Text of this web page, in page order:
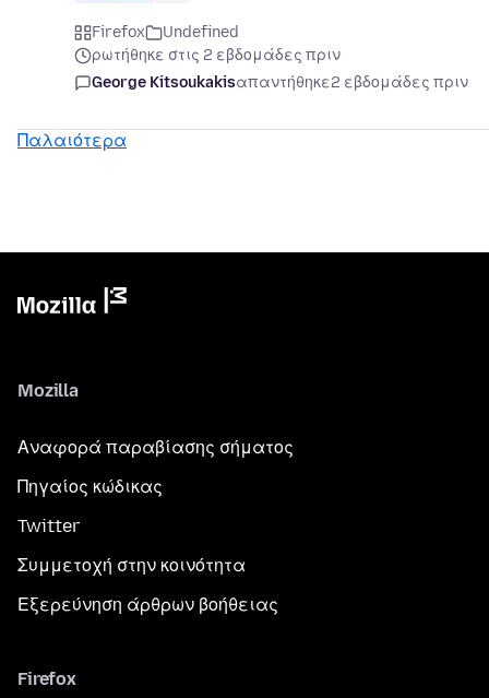
Firefox
Undefined
ρωτήθηκε στις 2 εβδομάδες πριν
George Kitsoukakisαπαντήθηκε2 εβδομάδες πριν
Παλαιότερα
Mozilla
Αναφορά παραβίασης σήματος
Πηγαίος κώδικας
Twitter
Συμμετοχή στην κοινότητα
Εξερεύνηση άρθρων βοήθειας
Firefox